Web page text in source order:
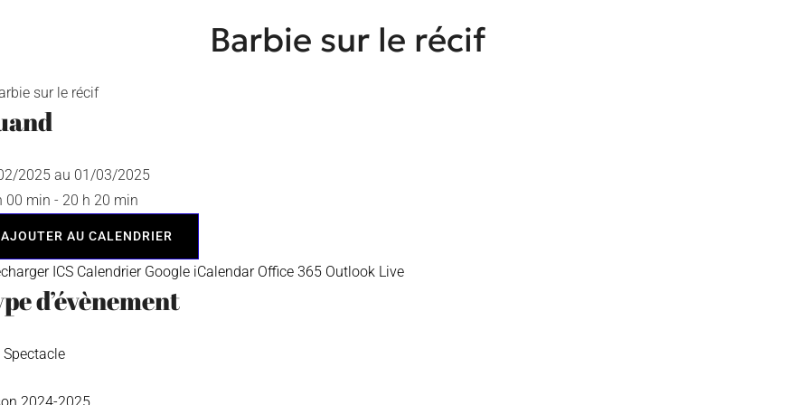
Barbie sur le récif
2025 au 01/03/2025
00 min - 20 h 20 min
AJOUTER AU CALENDRIER
ICS Calendrier Google iCalendar Office 365 Outlook Live
d’évènement
Spectacle